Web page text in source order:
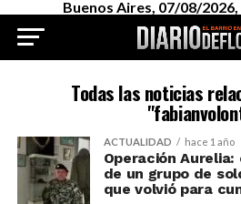
Buenos Aires, 07/08/2026,
Todas las noticias
ACTUALIDAD hace 1 año
Operación
de un grupo de
que volvió para